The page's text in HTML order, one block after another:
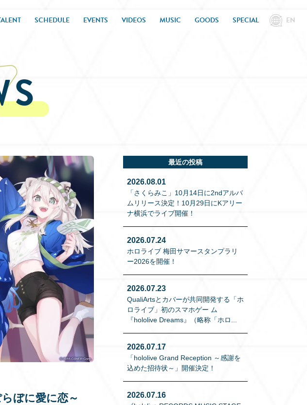
SCHEDULE EVENTS VIDEOS MUSIC GOODS SPECIAL EN
らぼに愛に恋～
最近の投稿
2026.08.01
「さくらみこ」10月14日に2ndアルバ
ムリリース決定！10月29日にKアリー
ナ横浜でライブ開催！
2026.07.24
ホロライブ 梅田サマースタンプラリ
ー2026を開催！
2026.07.23
QualiArtsとカバーが共同開発する「ホ
ロライブ」初のスマホゲー ム
『hololive Dreams』（略称「ホロ
2026.07.17
「hololive Grand Reception ～感謝を
込めた招待状～」開催決定！
2026.07.16